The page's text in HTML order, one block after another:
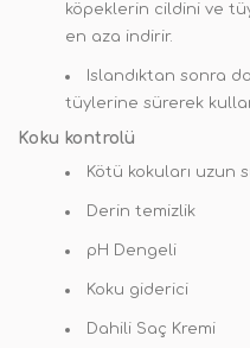
köpeklerin cildini ve
en aza indirir.
Islandıktan sonra
tüylerine sürerek
Koku kontrolü
Kötü kokuları uzun
Derin temizlik
pH Dengeli
Koku giderici
Dahili Saç Kremi